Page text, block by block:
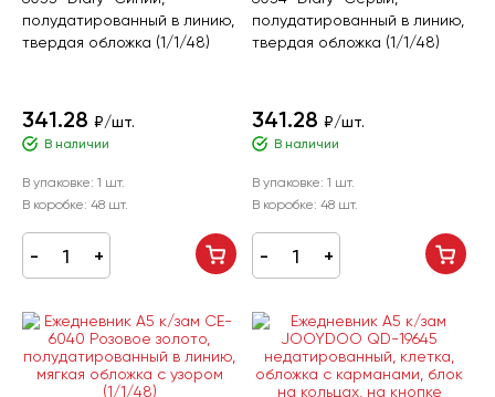
полудатированный в линию,
твердая обложка (1/1/48)
341.28 ₽/шт.
В наличии
В упаковке: 1 шт.
В коробке: 48 шт.
полудатированный в линию,
твердая обложка (1/1/48)
341.28 ₽/шт.
В наличии
В упаковке: 1 шт.
В коробке: 48 шт.